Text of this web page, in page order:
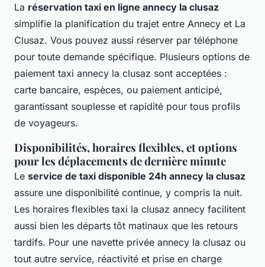
La réservation taxi en ligne annecy la clusaz
simplifie la planification du trajet entre Annecy et La
Clusaz. Vous pouvez aussi réserver par téléphone
pour toute demande spécifique. Plusieurs options de
paiement taxi annecy la clusaz sont acceptées :
carte bancaire, espèces, ou paiement anticipé,
garantissant souplesse et rapidité pour tous profils
de voyageurs.
Disponibilités, horaires flexibles, et options
pour les déplacements de dernière minute
Le service de taxi disponible 24h annecy la clusaz
assure une disponibilité continue, y compris la nuit.
Les horaires flexibles taxi la clusaz annecy facilitent
aussi bien les départs tôt matinaux que les retours
tardifs. Pour une navette privée annecy la clusaz ou
tout autre service, réactivité et prise en charge